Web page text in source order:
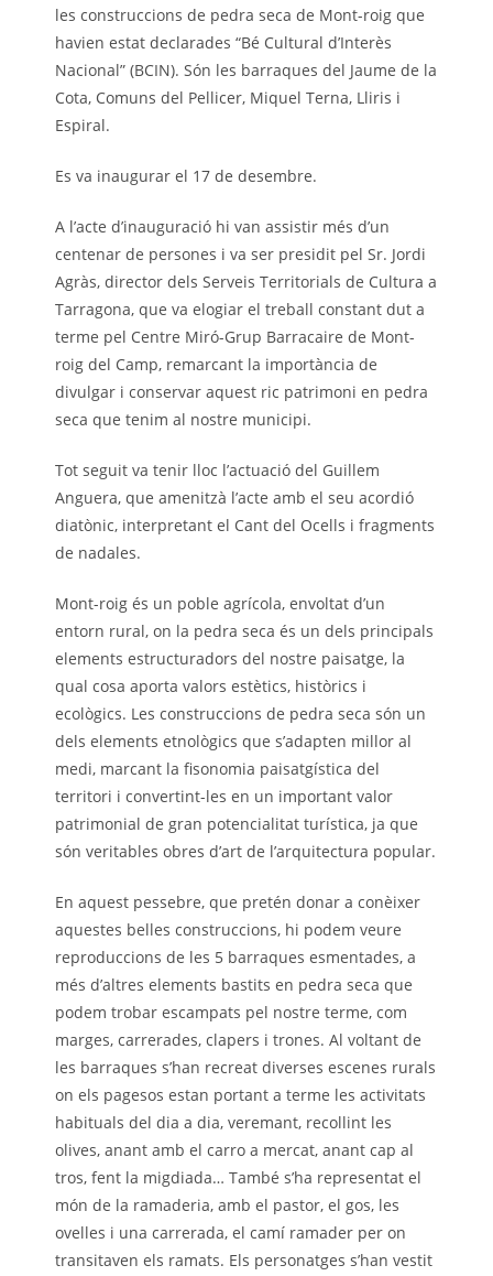
les construccions de pedra seca de Mont-roig que
havien estat declarades “Bé Cultural d’Interès
Nacional” (BCIN). Són les barraques del Jaume de la
Cota, Comuns del Pellicer, Miquel Terna, Lliris i
Espiral.
Es va inaugurar el 17 de desembre.
A l’acte d’inauguració hi van assistir més d’un
centenar de persones i va ser presidit pel Sr. Jordi
Agràs, director dels Serveis Territorials de Cultura a
Tarragona, que va elogiar el treball constant dut a
terme pel Centre Miró-Grup Barracaire de Mont-
roig del Camp, remarcant la importància de
divulgar i conservar aquest ric patrimoni en pedra
seca que tenim al nostre municipi.
Tot seguit va tenir lloc l’actuació del Guillem
Anguera, que amenitzà l’acte amb el seu acordió
diatònic, interpretant el Cant del Ocells i fragments
de nadales.
Mont-roig és un poble agrícola, envoltat d’un
entorn rural, on la pedra seca és un dels principals
elements estructuradors del nostre paisatge, la
qual cosa aporta valors estètics, històrics i
ecològics. Les construccions de pedra seca són un
dels elements etnològics que s’adapten millor al
medi, marcant la fisonomia paisatgística del
territori i convertint-les en un important valor
patrimonial de gran potencialitat turística, ja que
són veritables obres d’art de l’arquitectura popular.
En aquest pessebre, que pretén donar a conèixer
aquestes belles construccions, hi podem veure
reproduccions de les 5 barraques esmentades, a
més d’altres elements bastits en pedra seca que
podem trobar escampats pel nostre terme, com
marges, carrerades, clapers i trones. Al voltant de
les barraques s’han recreat diverses escenes rurals
on els pagesos estan portant a terme les activitats
habituals del dia a dia, veremant, recollint les
olives, anant amb el carro a mercat, anant cap al
tros, fent la migdiada… També s’ha representat el
món de la ramaderia, amb el pastor, el gos, les
ovelles i una carrerada, el camí ramader per on
transitaven els ramats. Els personatges s’han vestit